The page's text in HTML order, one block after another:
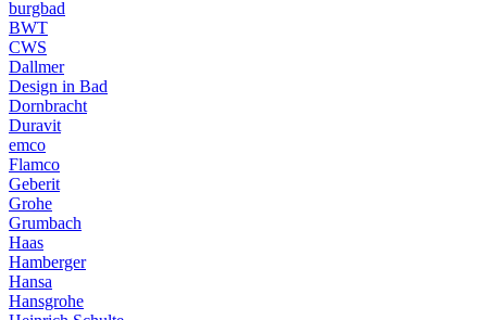
burgbad
BWT
CWS
Dallmer
Design in Bad
Dornbracht
Duravit
emco
Flamco
Geberit
Grohe
Grumbach
Haas
Hamberger
Hansa
Hansgrohe